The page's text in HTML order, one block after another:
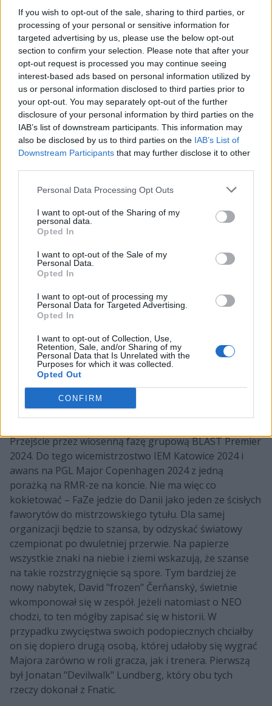
If you wish to opt-out of the sale, sharing to third parties, or
processing of your personal or sensitive information for
targeted advertising by us, please use the below opt-out
section to confirm your selection. Please note that after your
opt-out request is processed you may continue seeing
interest-based ads based on personal information utilized by
us or personal information disclosed to third parties prior to
your opt-out. You may separately opt-out of the further
disclosure of your personal information by third parties on the
IAB’s list of downstream participants. This information may
also be disclosed by us to third parties on the IAB’s List of
Downstream Participants that may further disclose it to other
Personal Data Processing Opt Outs
I want to opt-out of the Sharing of my
personal data.
Opted In
I want to opt-out of the Sale of my
Personal Data.
Opted In
I want to opt-out of processing my
Personal Data for Targeted Advertising.
Opted In
I want to opt-out of Collection, Use,
Retention, Sale, and/or Sharing of my
Personal Data that Is Unrelated with the
Purposes for which it was collected.
Opted Out
CONFIRM
wydawało się to, że znał FaZe. Wszak jeszcze jako
czynny gracz przywdziewał barwy formacji, grając w jej
barwach nawet na Majorze. Do tego dochodziło jeszcze
niezaprzeczalne doświadczenie, ale trudno powiedzieć,
czy Polak będzie w stanie przenieść je na pole
trenerskie. Tym bardziej że trafiał do drużyny
pogrążonej już wtedy w kryzysie. Eliminacja już w
ćwierćfinale IEM Rio, do tego zaledwie ćwierćfinał
Majora i szybkie pożegnanie z wiosennymi finałami
BLAST Premier. Co gorsza, po przyjściu Kubskiego
sytuacja bynajmniej nie odmieniła się. Kolejne trzy
turnieje, w tym prestiżowe IEM Cologne i ESL Pro
League, wypadły fatalnie. Dopiero nadejście Counter-
naszego rodaka. FaZe zdominowało początkowy okres
CS2, wygrywając trzy kolejne imprezy, z czego dwie na
okupują ścisłą czołówkę rankingu HLTV, a od miesiąca
znajdują się na pierwszym miejscu.
Wywiad z NEO z IEM Katowice 2024:
Przejście przez wiosenną fazę grupową BLAST Premier
2024. Do tego wicemistrzostwo IEM Katowice 2024 i
awans na PGL Major Copenhagen 2024 z jedną
porażką na RMR-ze na koncie. Nie ma więc co
kokietować – FaZe jedzie do Danii jako jeden ze ścisłych
faworytów do mistrzowskiego tytułu. Dla samej
organizacji będzie to szansa, by odzyskać światowy
czempionat po dwuletniej przerwie. Na papierze
wszystkie znaki na niebie i ziemi wskazują, że szanse
na takie rozstrzygnięcie są spore. Tym bardziej że
nowy nabytek, David "frozen" Čerňanský, świetnie
wkomponował się w zespół. Jeżeli natomiast o NEO
chodzi, to ten mógłby zapisać się w historii. W
przypadku zwycięstwa swoich podopiecznych chciałby
on się dopiero drugą osobą, której udałoby się wygrać
Majora zarówno w roli gracza, jak i trenera. Pierwszą
był Jonatan "Devilwalk" Lundberg, który obu tych
rzeczy dokonał z Fnatic.